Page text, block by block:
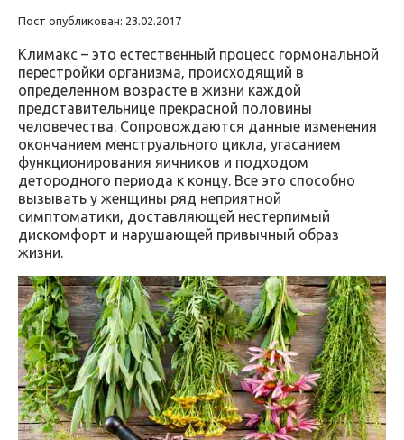
Пост опубликован: 23.02.2017
Климакс – это естественный процесс гормональной
перестройки организма, происходящий в
определенном возрасте в жизни каждой
представительнице прекрасной половины
человечества. Сопровождаются данные изменения
окончанием менструального цикла, угасанием
функционирования яичников и подходом
детородного периода к концу. Все это способно
вызывать у женщины ряд неприятной
симптоматики, доставляющей нестерпимый
дискомфорт и нарушающей привычный образ
жизни.